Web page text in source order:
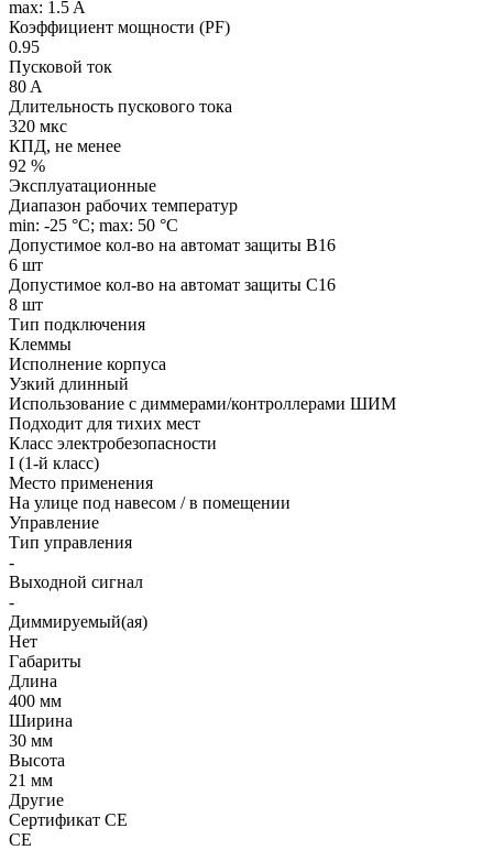
max: 1.5 A
Коэффициент мощности (PF)
0.95
Пусковой ток
80 A
Длительность пускового тока
320 мкс
КПД, не менее
92 %
Эксплуатационные
Диапазон рабочих температур
min: -25 °C; max: 50 °C
Допустимое кол-во на автомат защиты B16
6 шт
Допустимое кол-во на автомат защиты C16
8 шт
Тип подключения
Клеммы
Исполнение корпуса
Узкий длинный
Использование с диммерами/контроллерами ШИМ
Подходит для тихих мест
Класс электробезопасности
I (1-й класс)
Место применения
На улице под навесом / в помещении
Управление
Тип управления
-
Выходной сигнал
-
Диммируемый(ая)
Нет
Габариты
Длина
400 мм
Ширина
30 мм
Высота
21 мм
Другие
Сертификат CE
CE